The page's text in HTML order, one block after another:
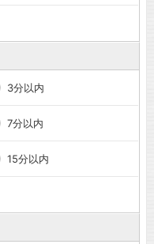
3分以内
7分以内
15分以内